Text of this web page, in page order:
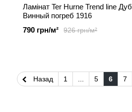
Ламінат Ter Hurne Trend line Дуб
Винный погреб 1916
926 грн/м²
790 грн/м²
Назад 1 5 6 7